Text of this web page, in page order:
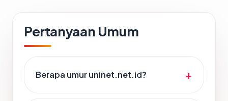
Pertanyaan Umum
Berapa umur uninet.net.id?